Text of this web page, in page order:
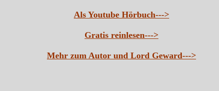
Als Youtube Hörbuch--->
Gratis reinlesen--->
Mehr zum Autor und Lord Geward--->